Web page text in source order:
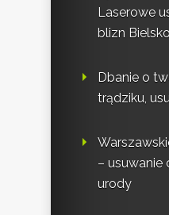
Laserowe
blizn
Dbanie o
trądziku,
– usuwanie
urody